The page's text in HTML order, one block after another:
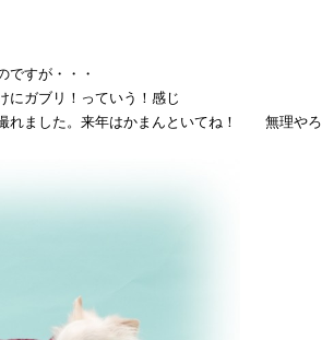
ですが・・・
にガブリ！っていう！感じ
れました。来年はかまんといてね！ 無理やろ